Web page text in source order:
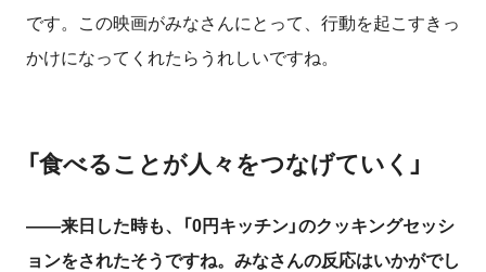
です。この映画がみなさんにとって、行動を起こすきっ
かけになってくれたらうれしいですね。
「食べることが人々をつなげていく」
――来日した時も、「0円キッチン」のクッキングセッシ
ョンをされたそうですね。みなさんの反応はいかがでし